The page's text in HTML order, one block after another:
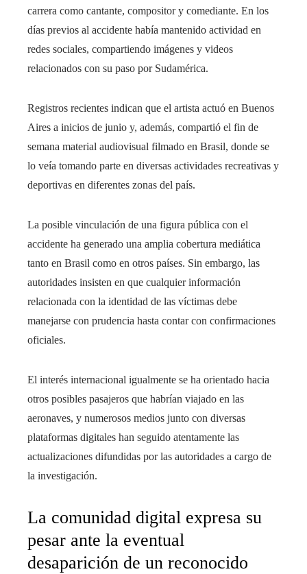
carrera como cantante, compositor y comediante. En los
días previos al accidente había mantenido actividad en
redes sociales, compartiendo imágenes y videos
relacionados con su paso por Sudamérica.
Registros recientes indican que el artista actuó en Buenos
Aires a inicios de junio y, además, compartió el fin de
semana material audiovisual filmado en Brasil, donde se
lo veía tomando parte en diversas actividades recreativas y
deportivas en diferentes zonas del país.
La posible vinculación de una figura pública con el
accidente ha generado una amplia cobertura mediática
tanto en Brasil como en otros países. Sin embargo, las
autoridades insisten en que cualquier información
relacionada con la identidad de las víctimas debe
manejarse con prudencia hasta contar con confirmaciones
oficiales.
El interés internacional igualmente se ha orientado hacia
otros posibles pasajeros que habrían viajado en las
aeronaves, y numerosos medios junto con diversas
plataformas digitales han seguido atentamente las
actualizaciones difundidas por las autoridades a cargo de
la investigación.
La comunidad digital expresa su
pesar ante la eventual
desaparición de un reconocido